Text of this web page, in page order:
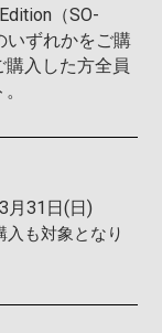
（SO-
いずれかをご購
購入した方全員
月31日(日)
入も対象となり